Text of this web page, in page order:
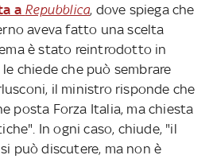
a Repubblica, dove spiega che
aveva fatto una scelta
è stato reintrodotto in
le chiede che può sembrare
il ministro risponde che
posta Forza Italia, ma chiesta
In ogni caso, chiude, "il
può discutere, ma non è